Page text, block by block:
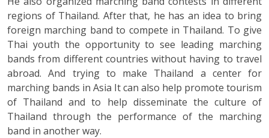
regions of Thailand. After that, he has an idea to bring
foreign marching band to compete in Thailand. To give
Thai youth the opportunity to see leading marching
bands from different countries without having to travel
abroad. And trying to make Thailand a center for
marching bands in Asia It can also help promote tourism
of Thailand and to help disseminate the culture of
Thailand through the performance of the marching
band in another way.